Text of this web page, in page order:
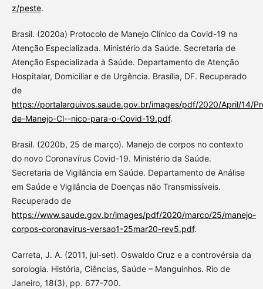
z/peste.
Brasil. (2020a) Protocolo de Manejo Clínico da Covid-19 na
Atenção Especializada. Ministério da Saúde. Secretaria de
Atenção Especializada à Saúde. Departamento de Atenção
Hospitalar, Domiciliar e de Urgência. Brasília, DF. Recuperado
de
https://portalarquivos.saude.gov.br/images/pdf/2020/April/14/
de-Manejo-Cl--nico-para-o-Covid-19.pdf.
Brasil. (2020b, 25 de março). Manejo de corpos no contexto
do novo Coronavírus Covid-19. Ministério da Saúde.
Secretaria de Vigilância em Saúde. Departamento de Análise
em Saúde e Vigilância de Doenças não Transmissíveis.
Recuperado de
https://www.saude.gov.br/images/pdf/2020/marco/25/manejo-
corpos-coronavirus-versao1-25mar20-rev5.pdf.
Carreta, J. A. (2011, jul-set). Oswaldo Cruz e a controvérsia da
sorologia. História, Ciências, Saúde – Manguinhos. Rio de
Janeiro, 18(3), pp. 677-700.